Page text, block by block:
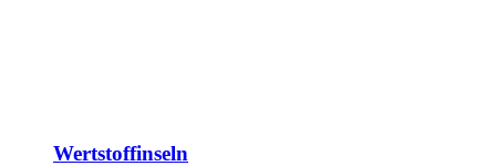
Wertstoffinseln